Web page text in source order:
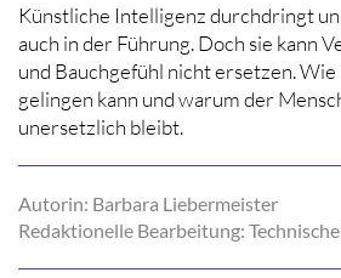
Künstliche Intelligenz durchdringt
auch in der Führung. Doch sie kann
und Bauchgefühl nicht ersetzen.
gelingen kann und warum der
unersetzlich bleibt.
Autorin: Barbara Liebermeister
Redaktionelle Bearbeitung: